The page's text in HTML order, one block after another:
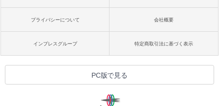
プライバシーについて 会社概要
インプレスグループ 特定商取引法に基づく表示
PC版で見る